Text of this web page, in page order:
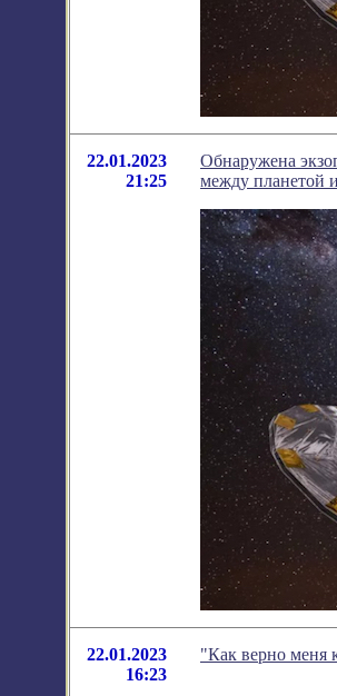
22.01.2023
21:25
Обнаружена
между планетой
22.01.2023
16:23
"Как верно меня